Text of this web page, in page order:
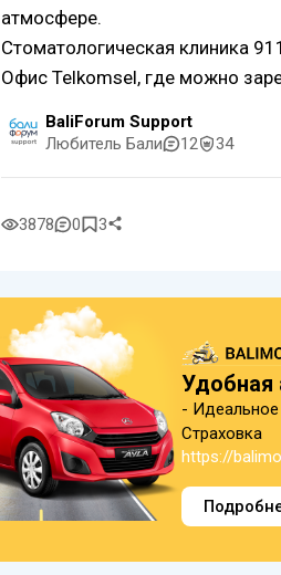
атмосфере.
Стоматологическая клиника
Офис Telkomsel, где можно
BaliForum Support
Любитель Бали
12 34
3878 0 3
Удобная
-
Страховка
https://